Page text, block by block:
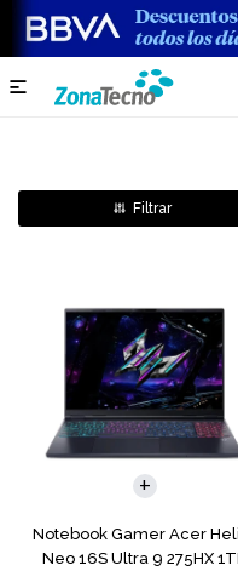

Notebook Gamer Acer
Neo 16S Ultra 9 275HX